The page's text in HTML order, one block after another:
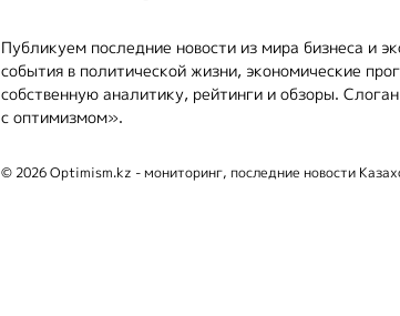
Публикуем последние новости из мира бизнеса и
события в политической жизни, экономические
собственную аналитику, рейтинги и обзоры.
с оптимизмом».
© 2026 Optimism.kz - мониторинг, последние новости